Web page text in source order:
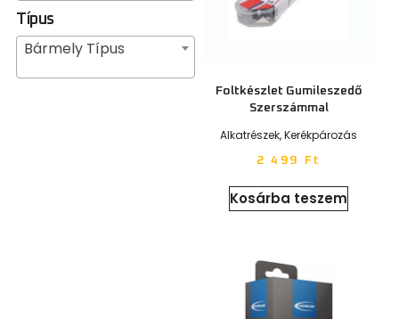
Típus
Bármely Típus
Foltkészlet Gumileszedő
Szerszámmal
Alkatrészek,Kerékpározás
2 499 Ft
Kosárba teszem